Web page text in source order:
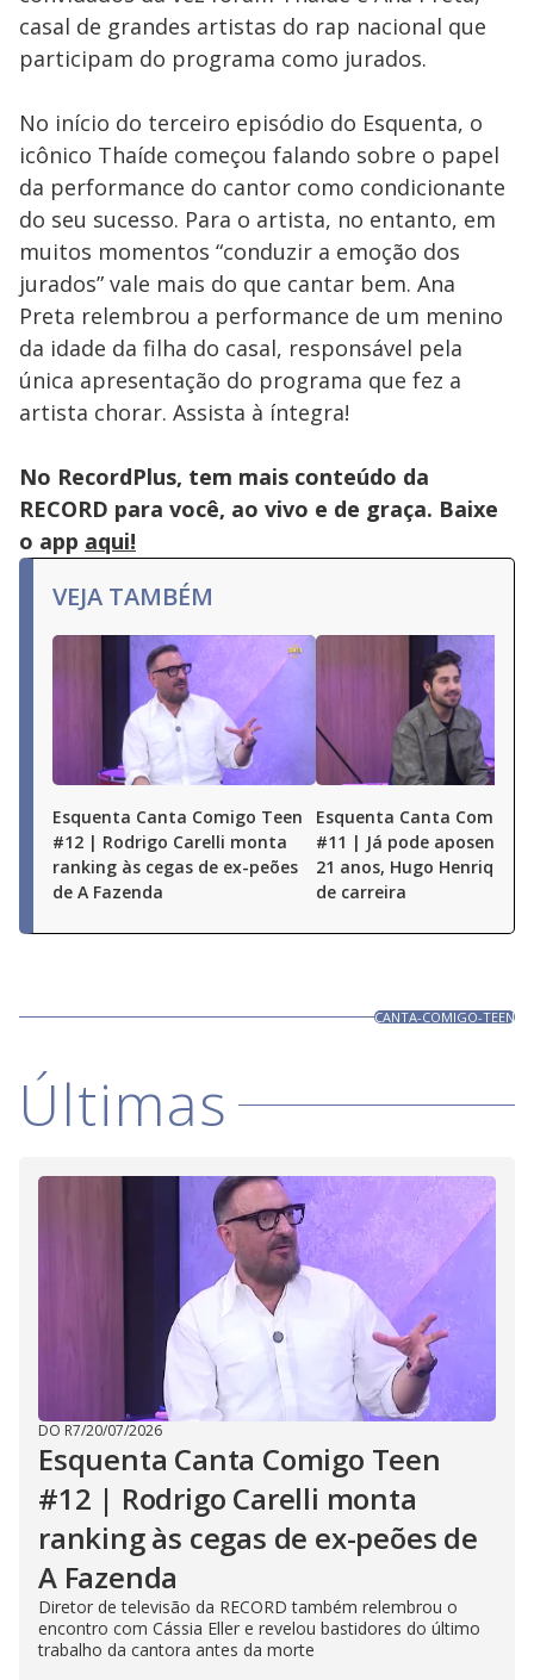
casal de grandes artistas do rap nacional que
participam do programa como jurados.
No início do terceiro episódio do Esquenta, o
icônico Thaíde começou falando sobre o papel
da performance do cantor como condicionante
do seu sucesso. Para o artista, no entanto, em
muitos momentos “conduzir a emoção dos
jurados” vale mais do que cantar bem. Ana
Preta relembrou a performance de um menino
da idade da filha do casal, responsável pela
única apresentação do programa que fez a
artista chorar. Assista à íntegra!
No RecordPlus, tem mais conteúdo da
RECORD para você, ao vivo e de graça. Baixe
o app aqui!
VEJA TAMBÉM
Esquenta Canta Comigo Teen
#12 | Rodrigo Carelli monta
ranking às cegas de ex-peões
de A Fazenda
Esquenta Canta Comigo
#11 | Já pode aposentar!
21 anos, Hugo Henrique
de carreira
CANTA-COMIGO-TEEN
Últimas
DO R7/20/07/2026
Esquenta Canta Comigo Teen
#12 | Rodrigo Carelli monta
ranking às cegas de ex-peões de
A Fazenda
Diretor de televisão da RECORD também relembrou o
encontro com Cássia Eller e revelou bastidores do último
trabalho da cantora antes da morte